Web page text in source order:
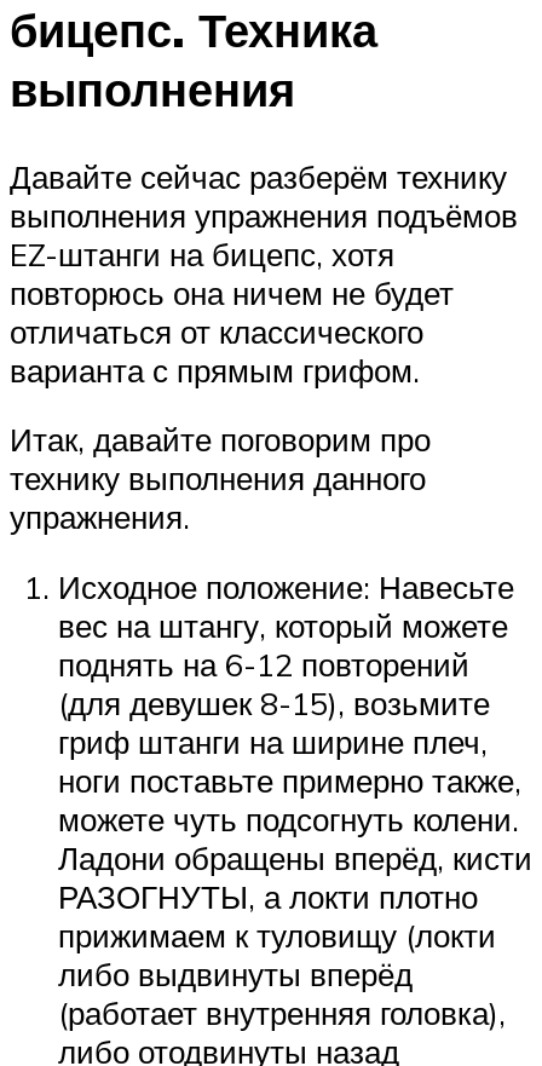
бицепс. Техника
выполнения
Давайте сейчас разберём технику
выполнения упражнения подъёмов
EZ-штанги на бицепс, хотя
повторюсь она ничем не будет
отличаться от классического
варианта с прямым грифом.
Итак, давайте поговорим про
технику выполнения данного
упражнения.
Исходное положение: Навесьте
вес на штангу, который можете
поднять на 6-12 повторений
(для девушек 8-15), возьмите
гриф штанги на ширине плеч,
ноги поставьте примерно также,
можете чуть подсогнуть колени.
Ладони обращены вперёд, кисти
РАЗОГНУТЫ, а локти плотно
прижимаем к туловищу (локти
либо выдвинуты вперёд
(работает внутренняя головка),
либо отодвинуты назад